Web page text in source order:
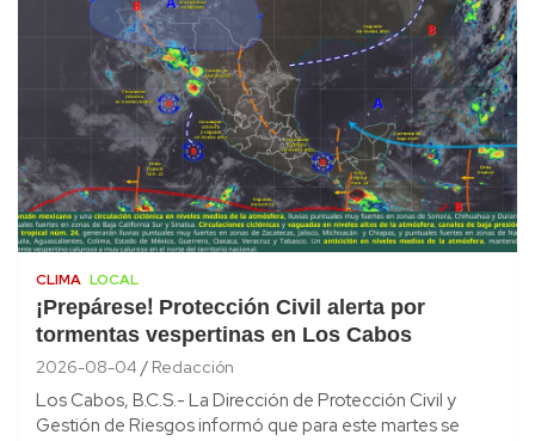
CLIMA LOCAL
¡Prepárese! Protección Civil alerta por
tormentas vespertinas en Los Cabos
2026-08-04 Redacción
Los Cabos, B.C.S.- La Dirección de Protección Civil y
Gestión de Riesgos informó que para este martes se